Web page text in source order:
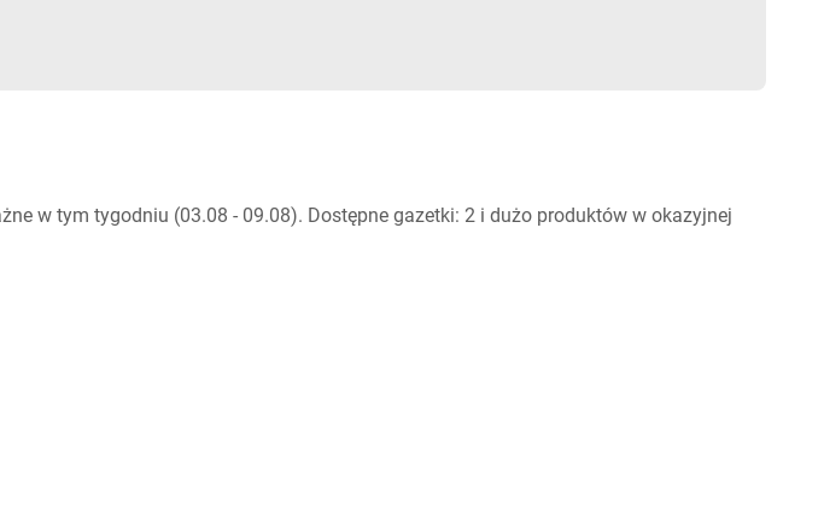
w tym tygodniu (03.08 - 09.08). Dostępne gazetki: 2 i dużo produktów w okazyjnej